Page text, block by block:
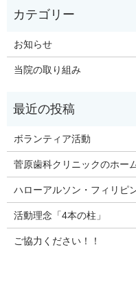
お知らせ
当院の取り組み
ボランティア活動
菅原歯科クリニックのホー
ハローアルソン・フィリピ
活動理念「4本の柱」
ご協力ください！！